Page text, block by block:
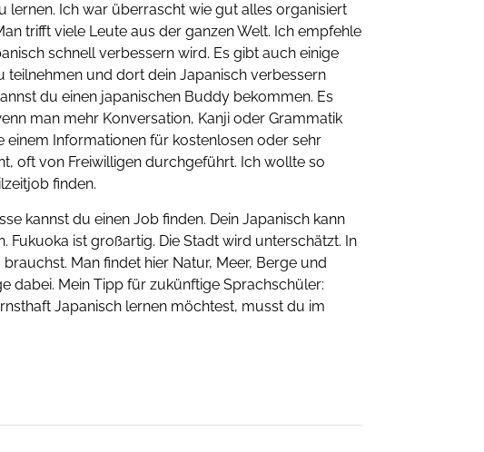
lernen. Ich war überrascht wie gut alles organisiert
trifft viele Leute aus der ganzen Welt. Ich empfehle
schnell verbessern wird. Es gibt auch einige
teilnehmen und dort dein Japanisch verbessern
du einen japanischen Buddy bekommen. Es
man mehr Konversation, Kanji oder Grammatik
einem Informationen für kostenlosen oder sehr
oft von Freiwilligen durchgeführt. Ich wollte so
finden.
kannst du einen Job finden. Dein Japanisch kann
Fukuoka ist großartig. Die Stadt wird unterschätzt. In
Man findet hier Natur, Meer, Berge und
dabei. Mein Tipp für zukünftige Sprachschüler:
Japanisch lernen möchtest, musst du im